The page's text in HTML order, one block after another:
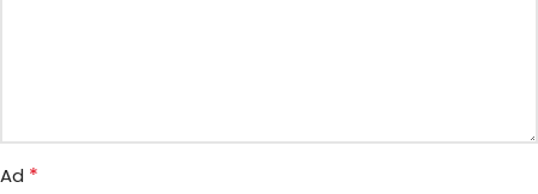
Ad *